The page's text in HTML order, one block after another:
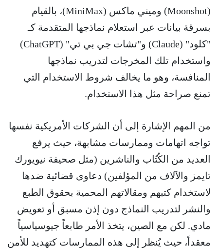
(Moonshot) وميني ماكس (MiniMax)، بالقيام
بسرقة بيانات عبر استعلام نماذجها المتقدمة كـ
"كلود" (Claude) و"تشات جي بي تي" (ChatGPT)
واستخدام تلك المخرجات لتدريب نماذجها
المنافسة، وهو ما يخالف شروط الاستخدام التي
تمنع صراحة مثل هذا الاستخدام.
من المهم الإشارة إلى أن الشركات الأمريكية نفسها
تواجه اتهامات وممارسات مشابهة، حيث يرفع
العديد من الكُتّاب والناشرين (مثل صحيفة نيويورك
تايمز والآلاف من المؤلفين) دعاوى قضائية ضدها
لاستخدام كتبهم ومقالاتهم المحمية بحقوق الطبع
والنشر لتدريب النماذج دون إذن مسبق أو تعويض
مادي. لكن مع الصين، يتخذ الأمر طابعاً جيوسياسياً
معقداً، حيث يُنظر إلى هذه الممارسات كتهديد للأمن